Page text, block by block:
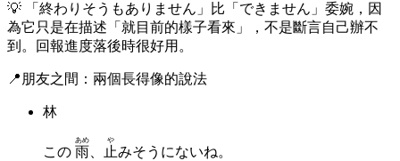
💡
「終わりそうもありません」比「できません」委婉，因
為它只是在描述「就目前的樣子看來」，不是斷言自己辦不
到。回報進度落後時很好用。
📍朋友之間：兩個長得像的說法
林
この 雨
あめ
、 止
や
みそうにないね。